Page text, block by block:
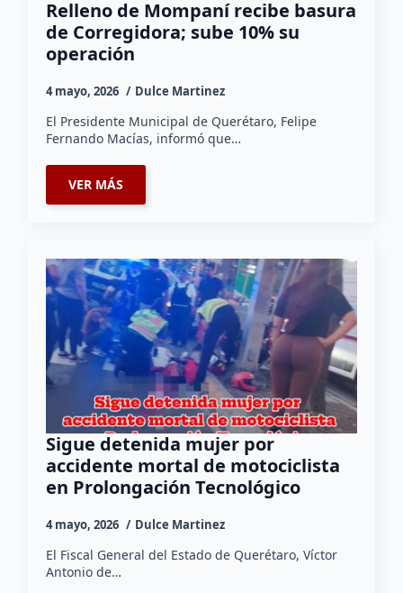
Relleno de Mompaní recibe basura
de Corregidora; sube 10% su
operación
4 mayo, 2026 Dulce Martinez
El Presidente Municipal de Querétaro, Felipe
Fernando Macías, informó que…
VER MÁS
Sigue detenida mujer por
accidente mortal de motociclista
en Prolongación Tecnológico
4 mayo, 2026 Dulce Martinez
El Fiscal General del Estado de Querétaro, Víctor
Antonio de…